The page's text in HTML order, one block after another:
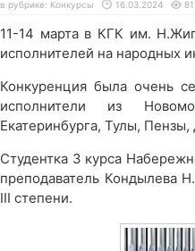
в рубрике: Конкурсы 16.03.2024
11-14 марта в КГК им.
исполнителей на народных
Конкуренция была очень
исполнители из
Екатеринбурга, Тулы,
Студентка 3 курса
преподаватель Кондылева
III степени.